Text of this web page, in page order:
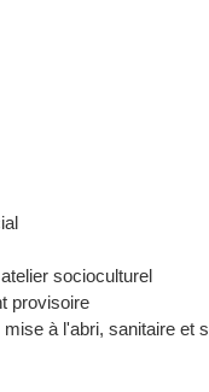
socioculturel
provisoire
mise à l'abri, sanitaire et